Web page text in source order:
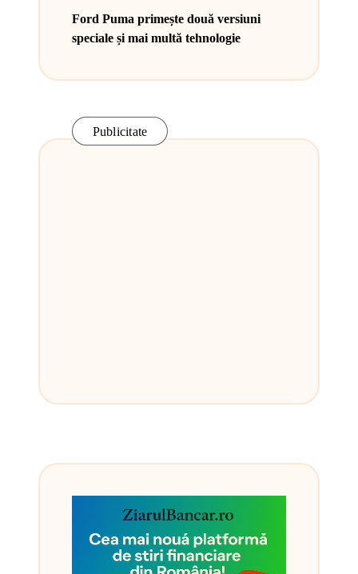
Ford Puma primește două versiuni
speciale și mai multă tehnologie
Publicitate